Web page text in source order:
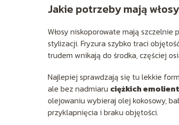
Jakie potrzeby mają
Włosy niskoporowate mają szczelnie
stylizacji. Fryzura szybko traci
trudem wnikają do środka, częściej
Najlepiej sprawdzają się tu lekkie
ale bez nadmiaru ciężkich
olejowaniu wybieraj olej kokosowy,
przyklapnięcia i braku objętości.